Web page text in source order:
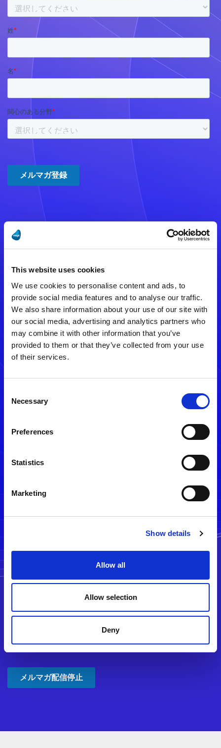
This website uses cookies
We use cookies to personalise content and ads, to
provide social media features and to analyse our traffic.
We also share information about your use of our site with
our social media, advertising and analytics partners who
may combine it with other information that you’ve
provided to them or that they’ve collected from your use
of their services.
Selection
Necessary
Preferences
Statistics
Marketing
Show details
Allow all
Allow selection
Deny
注意事項
ある可能性があります。
メールアドレスをご確認のうえ、
再度手続きを行ってください。
メルマガ配信停止